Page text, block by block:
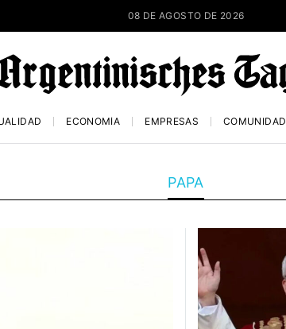
08 DE AGOSTO DE 2026
ECONOMÍA EMPRESAS COMUNIDAD
PAPA